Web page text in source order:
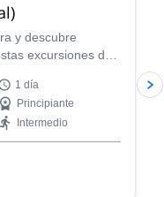
y descubre
excursiones de
1 día
Principiante
Intermedio